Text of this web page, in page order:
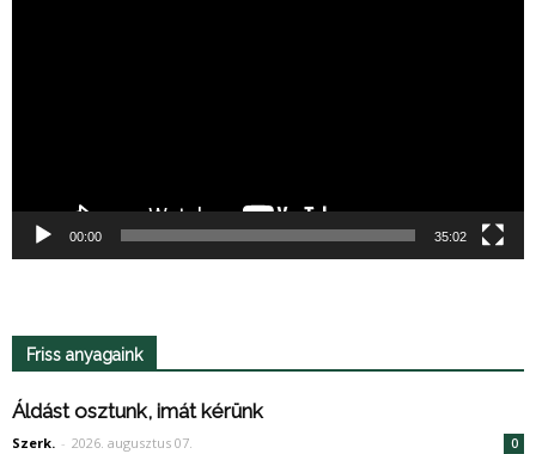
00:00 35:02
Friss anyagaink
Áldást osztunk, imát kérünk
Szerk. - 2026. augusztus 07. 0